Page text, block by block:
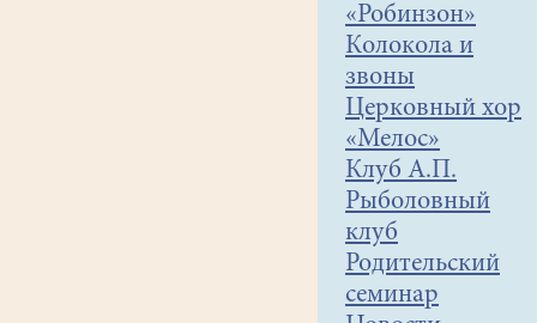
«Робинзон»
Колокола и
звоны
Церковный хор
«Мелос»
Клуб А.П.
Рыболовный
клуб
Родительский
семинар